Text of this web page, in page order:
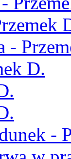
-
D.
-